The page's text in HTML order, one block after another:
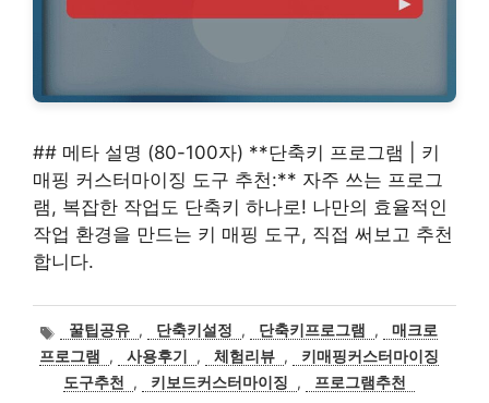
## 메타 설명 (80-100자) **단축키 프로그램 | 키
매핑 커스터마이징 도구 추천:** 자주 쓰는 프로그
램, 복잡한 작업도 단축키 하나로! 나만의 효율적인
작업 환경을 만드는 키 매핑 도구, 직접 써보고 추천
합니다.
태
그
꿀팁공유 , 단축키설정 , 단축키프로그램 ,
매크로
프로그램
, 사용후기 , 체험리뷰 ,
키매핑커스터마이징
도구추천
, 키보드커스터마이징 , 프로그램추천